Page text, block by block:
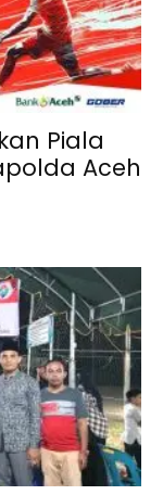
Piala
Aceh